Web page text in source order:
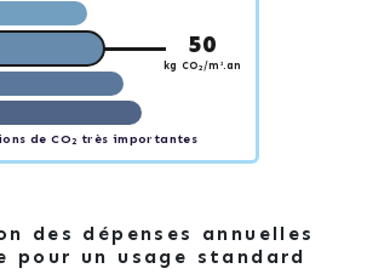
50
kg CO2 /m².an
de CO2 très importantes
des dépenses annuelles
pour un usage standard